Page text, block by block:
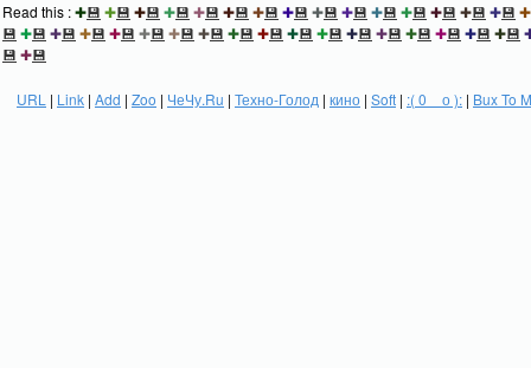
Read this :✚💾 ✚💾 ✚💾 ✚💾 ✚💾 ✚💾 ✚💾 ✚💾 ✚💾 ✚💾 ✚💾 ✚💾 ✚💾 ✚💾 ✚💾 ✚
💾 ✚💾 ✚💾 ✚💾 ✚💾 ✚💾 ✚💾 ✚💾 ✚💾 ✚💾 ✚💾 ✚💾 ✚💾 ✚💾 ✚💾 ✚💾 ✚💾 ✚💾
💾 ✚💾
URL | Link | Add | Zoo | ЧеЧу.Ru | Техно-Голод | кино | Soft | :( 0 _ о ): | Bux To